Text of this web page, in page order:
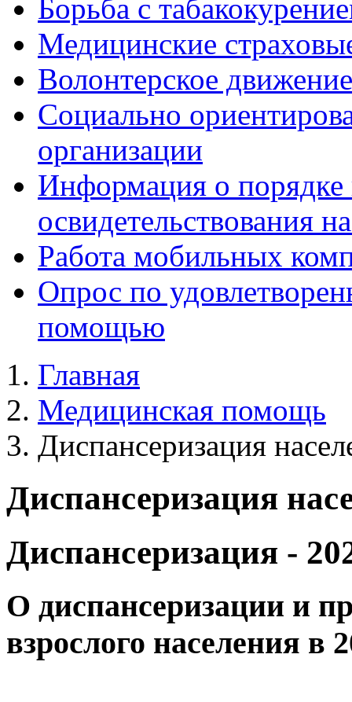
Борьба с
Медицинские
Волонтерское движение
Социально
организации
Информация о порядке
освидетельствования
Работа мобильных
Опрос по
помощью
Главная
Медицинская помощь
Диспансеризация
Диспансеризация
Диспансеризация -
О диспансеризации и
взрослого населения в